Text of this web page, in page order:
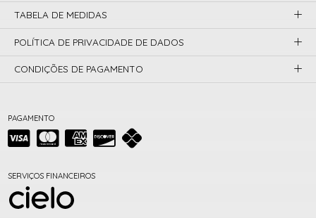
PAGAMENTO
SERVIÇOS FINANCEIROS
TABELA DE MEDIDAS
POLÍTICA DE PRIVACIDADE DE DADOS
CONDIÇÕES DE PAGAMENTO